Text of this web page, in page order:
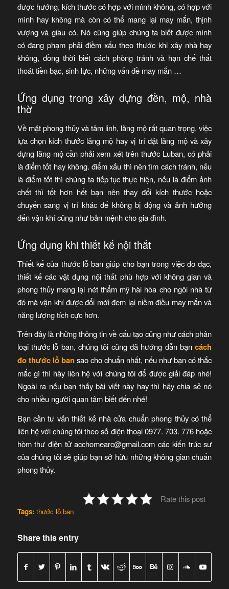
được hướng, kích thước có hợp với mình không, có hợp với
mình hay không mà còn có thể mang lại may mắn, thịnh
vượng và giàu có. Nó cũng giúp chúng ta biết được mình
có đang phạm phải điềm xấu theo thước khi xây nhà hay
không, đồng thời biết cách phòng tránh và hạn chế thất
thoát tiền bạc, sinh lực, những vấn đề may mắn …
Ứng dụng trong xây dựng đền, mộ, nhà
thờ
Về mặt phong thủy và tâm linh, lăng mộ rất quan trọng, việc
lựa chọn kích thước lăng mộ hay vị trí đặt lăng mộ và xây
dựng lăng mộ cần phải xem xét trên thước Luban, có phải
là điểm tốt hay không. điểm xấu thì nên tìm cách tránh, nếu
là điểm tốt thì chúng ta tiếp tục thực hiện, nếu là điểm ảnh
chết thì tốt hơn hết bạn nên thay đổi kích thước hoặc
chuyển sang vị trí khác để không bị động và ảnh hưởng
đến vận khí cũng như bản mệnh cho gia đình.
Ứng dụng khi thiết kế nội thất
Thiết kế của thước lỗ ban giúp cho bạn trong việc đo đạc,
thiết kế các vật dụng nội thất phù hợp với không gian và
phong thủy mang lại nét thẩm mỹ hài hòa cho ngôi nhà từ
đó mà vận khí được đổi mới đem lại niềm điều may mắn và
năng lượng tích cực hơn.
Trên đây là những thông tin về cấu tạo cũng như cách phân
loại thước lỗ ban, chúng tôi cũng đã hướng dẫn bạncách
đo thước lỗ bansao cho chuẩn nhất, nếu như bạn có thắc
mắc gì thì hãy liên hệ với chúng tôi để được giải đáp nhé!
Ngoài ra nếu bạn thấy bài viết này hay thì hãy chia sẻ nó
cho nhiều người quan tâm biết đến nhé!
Bạn cần tư vấn thiết kế nhà cửa chuẩn phong thủy có thể
liên hệ với chúng tôi theo số điện thoại 0977. 703. 776 hoặc
hòm thư điện tử acchomearc@gmail.com các kiến trúc sư
của chúng tôi sẽ giúp bạn sở hữu những không gian chuẩn
phong thủy.
Rate this post
Tags: thước lỗ ban
Share this entry